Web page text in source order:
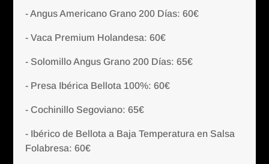
- Angus Americano Grano 200 Días: 60€
- Vaca Premium Holandesa: 60€
- Solomillo Angus Grano 200 Días: 65€
- Presa Ibérica Bellota 100%: 60€
- Cochinillo Segoviano: 65€
- Ibérico de Bellota a Baja Temperatura en Salsa
Folabresa: 60€